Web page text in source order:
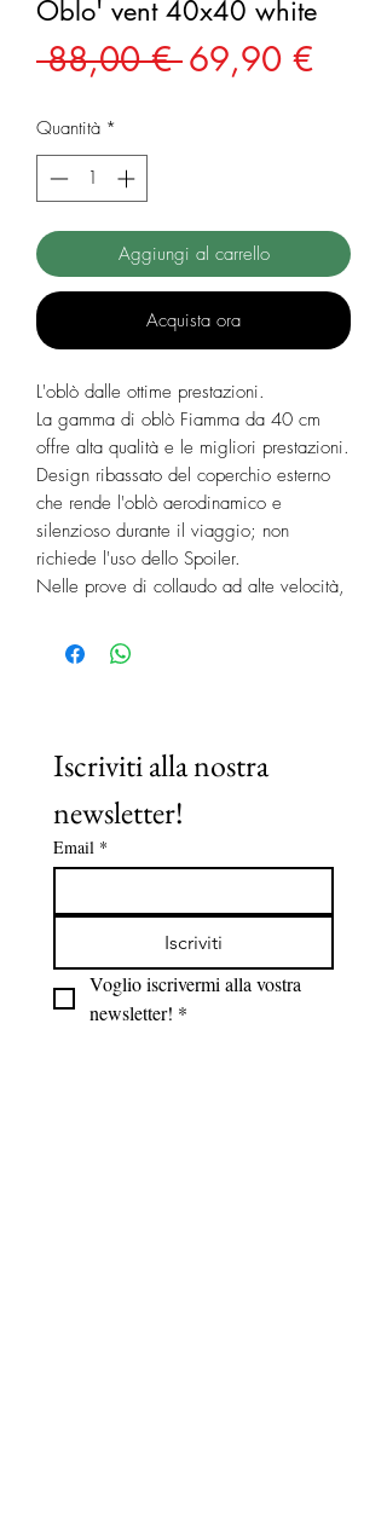
Oblo' vent 40x40 white
88,00 € Prezzo
69,90 €
Quantità *
Aggiungi al carrello
Acquista ora
L'oblò dalle ottime prestazioni.
La gamma di oblò Fiamma da 40 cm
offre alta qualità e le migliori prestazioni.
Design ribassato del coperchio esterno
che rende l'oblò aerodinamico e
silenzioso durante il viaggio; non
richiede l'uso dello Spoiler.
Nelle prove di collaudo ad alte velocità,
le vibrazioni.
Omologato a norme ABE, è realizzato
L’unico che può sostituire tutti gli oblò con
dimensioni dell’apertura sui tetti da
36x36 cm a 42x42 cm, grazie
all’ampia cornice rinforzata.
Tutti dotati di aerazione permanente e di
Iscriviti alla nostra
newsletter!
Email *
Iscriviti
Voglio iscrivermi alla vostra
newsletter! *